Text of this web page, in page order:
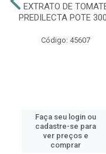
EXTRATO DE
PREDILECTA POTE
Código: 45607
Faça seu login ou
cadastre-se para
ver preços e
comprar